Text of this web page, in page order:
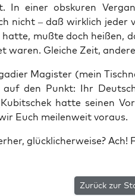
In einer obsku­ren
nicht – daß wirk­lich jeder
muß­te doch hei­ßen,
waren. Glei­che Zeit,
Magis­ter (mein
auf den Punkt: Ihr
hat­te sei­nen
Euch mei­len­weit voraus.
glück­li­cher­wei­se? Ach!
Zurück zur